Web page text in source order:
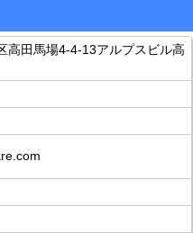
高田馬場4-4-13アルプスビル高